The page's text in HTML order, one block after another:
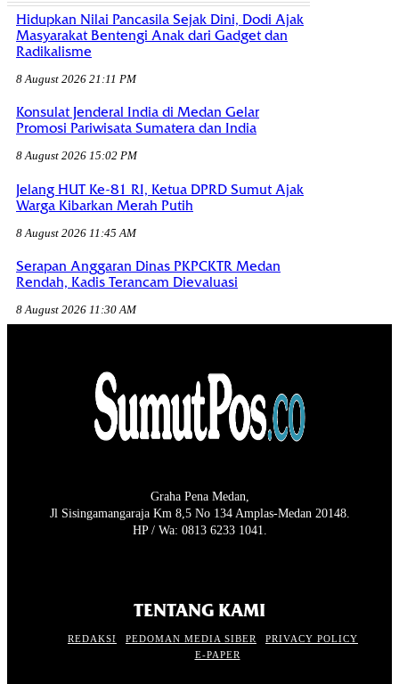
Hidupkan Nilai Pancasila Sejak Dini, Dodi Ajak
Masyarakat Bentengi Anak dari Gadget dan
Radikalisme
8 August 2026 21:11 PM
Konsulat Jenderal India di Medan Gelar
Promosi Pariwisata Sumatera dan India
8 August 2026 15:02 PM
Jelang HUT Ke-81 RI, Ketua DPRD Sumut Ajak
Warga Kibarkan Merah Putih
8 August 2026 11:45 AM
Serapan Anggaran Dinas PKPCKTR Medan
Rendah, Kadis Terancam Dievaluasi
8 August 2026 11:30 AM
Graha Pena Medan,
Jl Sisingamangaraja Km 8,5 No 134 Amplas-Medan 20148.
HP / Wa: 0813 6233 1041.
TENTANG KAMI
REDAKSI PEDOMAN MEDIA SIBER
PRIVACY POLICY
E-PAPER